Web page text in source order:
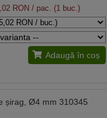
RON / pac. (1 buc.)
Adaugă în coș
șirag, Ø4 mm 310345